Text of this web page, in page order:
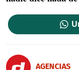
AGENCIAS